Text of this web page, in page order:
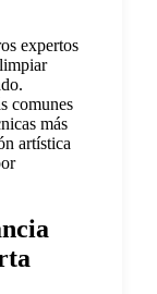
expertos
comunes
más
artística